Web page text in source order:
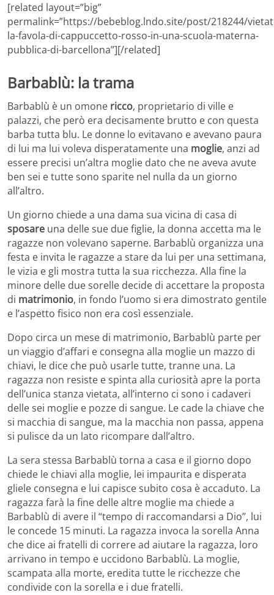
[related layout=”big”
permalink=”https://bebeblog.lndo.site/post/218244/
la-favola-di-cappuccetto-rosso-in-una-scuola-materna-
pubblica-di-barcellona”][/related]
Barbablù: la trama
Barbablù è un omone ricco, proprietario di ville e
palazzi, che però era decisamente brutto e con questa
barba tutta blu. Le donne lo evitavano e avevano paura
di lui ma lui voleva disperatamente una moglie, anzi ad
essere precisi un’altra moglie dato che ne aveva avute
ben sei e tutte sono sparite nel nulla da un giorno
all’altro.
Un giorno chiede a una dama sua vicina di casa di
sposare una delle sue due figlie, la donna accetta ma le
ragazze non volevano saperne. Barbablù organizza una
festa e invita le ragazze a stare da lui per una settimana,
le vizia e gli mostra tutta la sua ricchezza. Alla fine la
minore delle due sorelle decide di accettare la proposta
di matrimonio, in fondo l’uomo si era dimostrato gentile
e l’aspetto fisico non era così essenziale.
Dopo circa un mese di matrimonio, Barbablù parte per
un viaggio d’affari e consegna alla moglie un mazzo di
chiavi, le dice che può usarle tutte, tranne una. La
ragazza non resiste e spinta alla curiosità apre la porta
dell’unica stanza vietata, all’interno ci sono i cadaveri
delle sei moglie e pozze di sangue. Le cade la chiave che
si macchia di sangue, ma la macchia non passa, appena
si pulisce da un lato ricompare dall’altro.
La sera stessa Barbablù torna a casa e il giorno dopo
chiede le chiavi alla moglie, lei impaurita e disperata
gliele consegna e lui capisce subito cosa è accaduto. La
ragazza farà la fine delle altre moglie ma chiede a
Barbablù di avere il “tempo di raccomandarsi a Dio”, lui
le concede 15 minuti. La ragazza invoca la sorella Anna
che dice ai fratelli di correre ad aiutare la ragazza, loro
arrivano in tempo e uccidono Barbablù. La moglie,
scampata alla morte, eredita tutte le ricchezze che
condivide con la sorella e i due fratelli.